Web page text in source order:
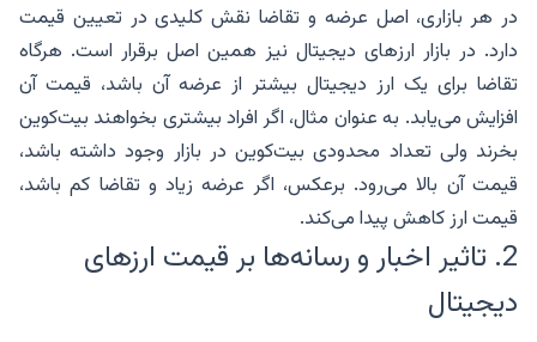
در هر بازاری، اصل عرضه و تقاضا نقش کلیدی در تعیین قیمت
دارد. در بازار ارزهای دیجیتال نیز همین اصل برقرار است. هرگاه
تقاضا برای یک ارز دیجیتال بیشتر از عرضه آن باشد، قیمت آن
افزایش می‌یابد. به عنوان مثال، اگر افراد بیشتری بخواهند بیت‌کوین
بخرند ولی تعداد محدودی بیت‌کوین در بازار وجود داشته باشد،
قیمت آن بالا می‌رود. برعکس، اگر عرضه زیاد و تقاضا کم باشد،
قیمت ارز کاهش پیدا می‌کند.
2. تاثیر اخبار و رسانه‌ها بر قیمت ارزهای
دیجیتال